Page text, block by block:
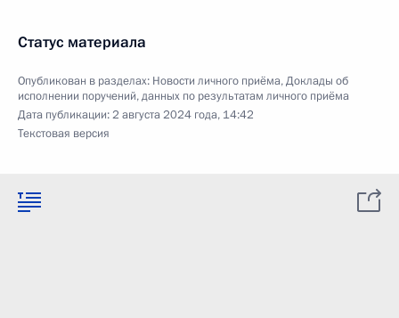
Статус материала
Опубликован в разделах: Новости личного приёма,Доклады об
исполнении поручений, данных по результатам личного приёма
Дата публикации:2 августа 2024 года, 14:42
Текстовая версия